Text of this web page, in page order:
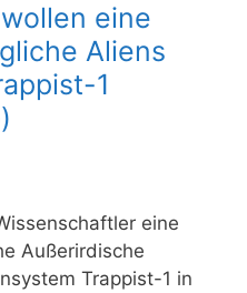
eine
Aliens
1
eine
Außerirdische
Trappist-1 in